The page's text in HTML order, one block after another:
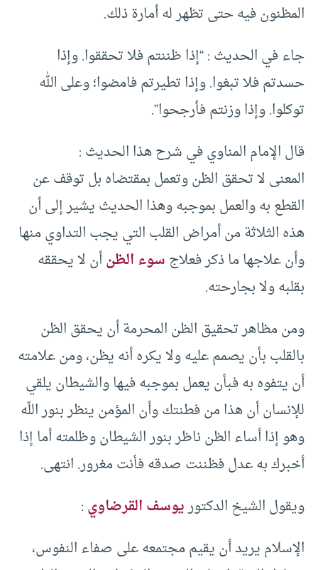
المظنون فيه حتى تظهر له أمارة ذلك.
جاء في الحديث : “إذا ظننتم فلا تحققوا. وإذا
حسدتم فلا تبغوا. وإذا تطيرتم فامضوا؛ وعلى الله
توكلوا. وإذا وزنتم فأرجحوا”.
قال الإمام المناوي في شرح هذا الحديث :
المعنى لا تحقق الظن وتعمل بمقتضاه بل توقف عن
القطع به والعمل بموجبه وهذا الحديث يشير إلى أن
هذه الثلاثة من أمراض القلب التي يجب التداوي منها
وأن علاجها ما ذكر فعلاجسوء الظنأن لا يحققه
بقلبه ولا بجارحته.
ومن مظاهر تحقيق الظن المحرمة أن يحقق الظن
بالقلب بأن يصمم عليه ولا يكره أنه يظن، ومن علامته
أن يتفوه به فبأن يعمل بموجبه فيها والشيطان يلقي
للإنسان أن هذا من فطنتك وأن المؤمن ينظر بنور اللّه
وهو إذا أساء الظن ناظر بنور الشيطان وظلمته أما إذا
أخبرك به عدل فظننت صدقه فأنت مغرور. انتهى.
ويقول الشيخ الدكتوريوسف القرضاوي:
الإسلام يريد أن يقيم مجتمعه على صفاء النفوس،